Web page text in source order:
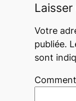
Votre
publiée.
sont